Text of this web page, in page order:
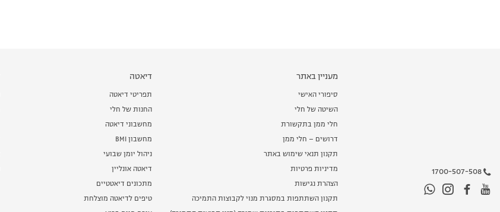
1700-507-508
מעניין באתר
סיפורי האישי
השיטה של חלי
חלי ממן בתקשורת
דרושים – חלי ממן
תקנון תנאי שימוש באתר
מדיניות פרטיות
הצהרת נגישות
תקנון השתתפות במסגרת מנוי לקבוצות התמיכה
דיאטה
תפריטי דיאטה
החנות של חלי
מחשבוני דיאטה
מחשבון BMI
ניהול יומן שבועי
דיאטה אונליין
מתכונים דיאטטיים
טיפים לדיאטה מוצלחת